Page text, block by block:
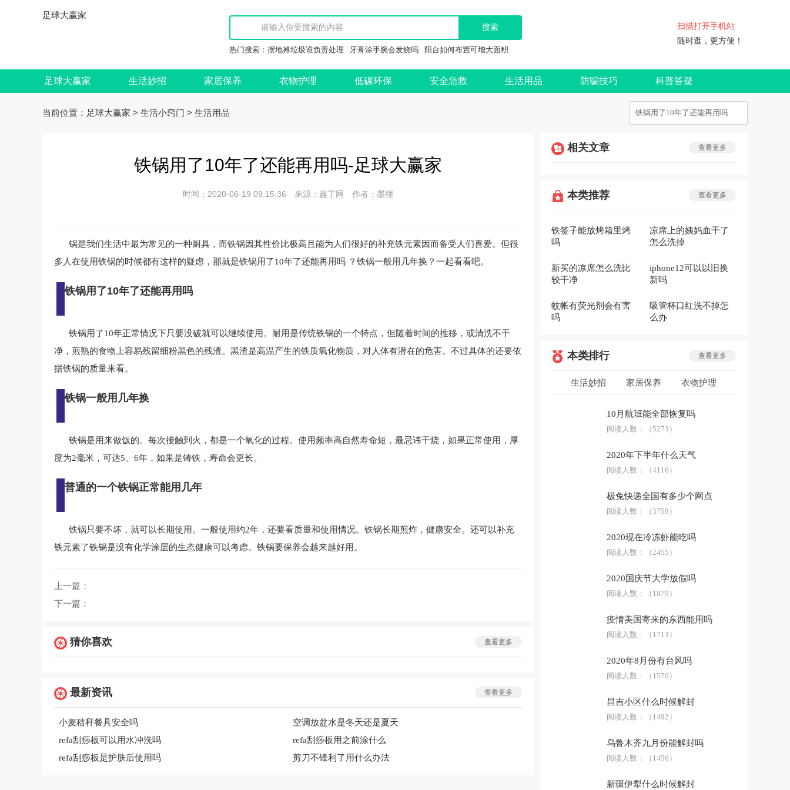
足球大赢家
热门搜索： 摆地摊垃圾谁负责处理 牙膏涂手腕会发烧吗 阳台如何布置可增大面积
扫描打开手机站
随时逛，更方便！
足球大赢家 生活妙招 家居保养 衣物护理 低碳环保 安全急救 生活用品 防骗技巧 科普答疑
当前位置： 足球大赢家 > 生活小窍门 > 生活用品
铁锅用了10年了还能再用吗-足球大赢家
时间：2020-06-19 09:15:36 来源：趣丁网 作者：墨狸
锅是我们生活中最为常见的一种厨具，而铁锅因其性价比极高且能为人们很好的补充铁元素因而备受人们喜爱。但很
多人在使用铁锅的时候都有这样的疑虑，那就是铁锅用了10年了还能再用吗 ？铁锅一般用几年换？一起看看吧。
铁锅用了10年了还能再用吗
铁锅用了10年正常情况下只要没破就可以继续使用。耐用是传统铁锅的一个特点，但随着时间的推移，或清洗不干
净，煎熟的食物上容易残留细粉黑色的残渣。黑渣是高温产生的铁质氧化物质，对人体有潜在的危害。不过具体的还要依
据铁锅的质量来看。
铁锅一般用几年换
铁锅是用来做饭的。每次接触到火，都是一个氧化的过程。使用频率高自然寿命短，最忌讳干烧，如果正常使用，厚
度为2毫米，可达5、6年，如果是铸铁，寿命会更长。
普通的一个铁锅正常能用几年
铁锅只要不坏，就可以长期使用。一般使用约2年，还要看质量和使用情况。铁锅长期煎炸，健康安全。还可以补充
铁元素了铁锅是没有化学涂层的生态健康可以考虑。铁锅要保养会越来越好用。
上一篇：
下一篇：
猜你喜欢 查看更多
最新资讯 查看更多
小麦秸秆餐具安全吗
空调放盆水是冬天还是夏天
refa刮痧板可以用水冲洗吗
refa刮痧板用之前涂什么
refa刮痧板是护肤后使用吗
剪刀不锋利了用什么办法
相关文章 查看更多
本类推荐 查看更多
铁签子能放烤箱里烤
吗
凉席上的姨妈血干了
怎么洗掉
新买的凉席怎么洗比
较干净
iphone12可以以旧换
新吗
蚊帐有荧光剂会有害
吗
吸管杯口红洗不掉怎
么办
本类排行 查看更多
生活妙招 家居保养 衣物护理
科普答疑
10月航班能全部恢复吗
阅读人数： （5273）
2020年下半年什么天气
阅读人数： （4116）
极兔快递全国有多少个网点
阅读人数： （3758）
2020现在冷冻虾能吃吗
阅读人数： （2455）
2020国庆节大学放假吗
阅读人数： （1879）
疫情美国寄来的东西能用吗
阅读人数： （1713）
2020年8月份有台风吗
阅读人数： （1570）
昌吉小区什么时候解封
阅读人数： （1492）
乌鲁木齐九月份能解封吗
阅读人数： （1456）
新疆伊犁什么时候解封